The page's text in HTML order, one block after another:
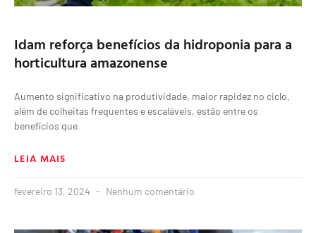
Idam reforça benefícios da hidroponia para a
horticultura amazonense
Aumento significativo na produtividade, maior rapidez no ciclo,
além de colheitas frequentes e escaláveis, estão entre os
benefícios que
LEIA MAIS
fevereiro 13, 2024 Nenhum comentário